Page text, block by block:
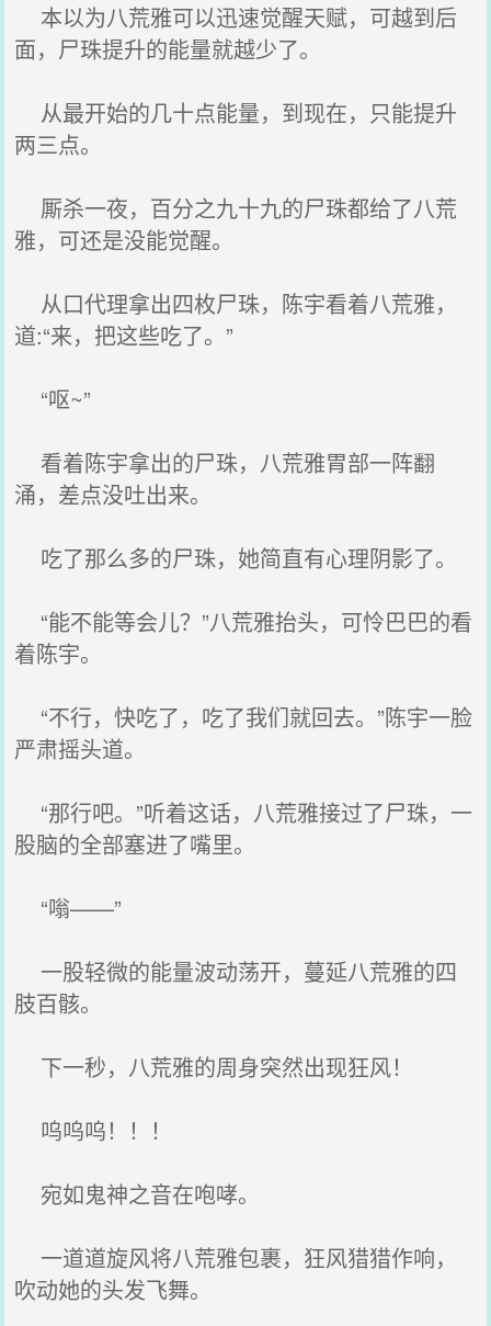
本以为八荒雅可以迅速觉醒天赋，可越到后
面，尸珠提升的能量就越少了。
从最开始的几十点能量，到现在，只能提升
两三点。
厮杀一夜，百分之九十九的尸珠都给了八荒
雅，可还是没能觉醒。
从口代理拿出四枚尸珠，陈宇看着八荒雅，
道:“来，把这些吃了。”
“呕~”
看着陈宇拿出的尸珠，八荒雅胃部一阵翻
涌，差点没吐出来。
吃了那么多的尸珠，她简直有心理阴影了。
“能不能等会儿？”八荒雅抬头，可怜巴巴的看
着陈宇。
“不行，快吃了，吃了我们就回去。”陈宇一脸
严肃摇头道。
“那行吧。”听着这话，八荒雅接过了尸珠，一
股脑的全部塞进了嘴里。
“嗡——”
一股轻微的能量波动荡开，蔓延八荒雅的四
肢百骸。
下一秒，八荒雅的周身突然出现狂风！
呜呜呜！！！
宛如鬼神之音在咆哮。
一道道旋风将八荒雅包裹，狂风猎猎作响，
吹动她的头发飞舞。